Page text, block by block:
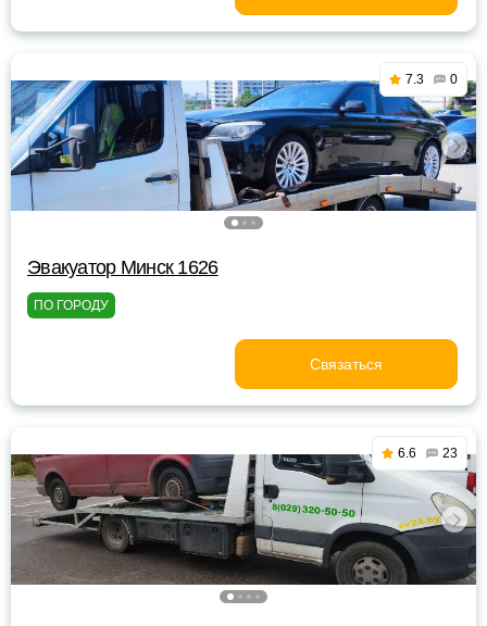
7.3 0
Эвакуатор Минск 1626
ПО ГОРОДУ
Связаться
6.6 23